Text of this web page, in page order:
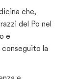
che,
del Po nel
e
conseguito la